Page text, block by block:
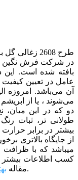
طرح2608 زغالی گل
بافته شده است.
عامل در تعیین کیفیت
آن می‌باشد. امروزه
می‌شوند ، یا از
دو که در این میان،
طولانی تر، ثبات
بیشتر در برابر
می­باشد که با ظرافت
کسب اطلاعات بیشتر
مقالهکدام است؟ مراجعه کنید.